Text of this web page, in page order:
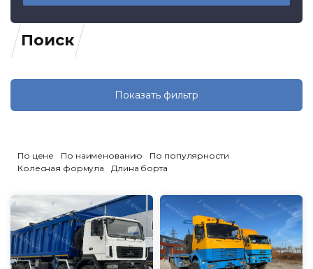
Поиск
Показать фильтр
По цене По наименованию
По популярности
Колесная формула
Длина борта